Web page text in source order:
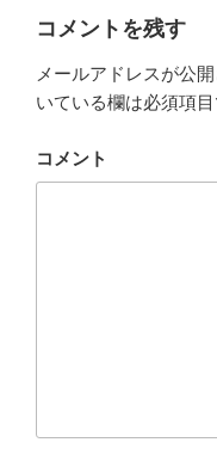
コメントを残す
メールアドレスが公
いている欄は必須項
コメント